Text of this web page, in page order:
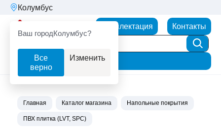
Колумбус
Ваш городКолумбус?
Все
верно
Изменить
Комплектация Контакты
Фильтр
Главная Каталог магазина Напольные покрытия
ПВХ плитка (LVT, SPC)